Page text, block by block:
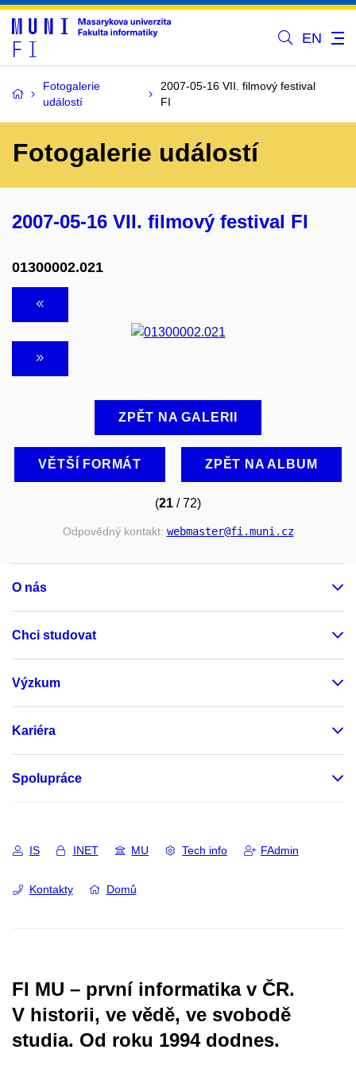
EN
Fotogalerie
událostí
2007-05-16 VII. filmový festival
FI
Fotogalerie událostí
2007-05-16 VII. filmový festival FI
01300002.021
ZPĚT NA GALERII
VĚTŠÍ FORMÁT ZPĚT NA ALBUM
(21 / 72)
Odpovědný kontakt: webmaster@fi.muni.cz
O nás
Chci studovat
Výzkum
Kariéra
Spolupráce
IS INET MU Tech info FAdmin
Kontakty Domů
FI MU – první informatika v ČR.
V historii, ve vědě, ve svobodě
studia. Od roku 1994 dodnes.